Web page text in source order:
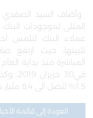
وأضاف السيد الصفدي
المثلى لموجودات
عملاء البنك لتلمس
تلبيتها، حيث ارتفع
في30
1,5% لتصل الى 8,4 مليار دينار
العودة إلى قائمة